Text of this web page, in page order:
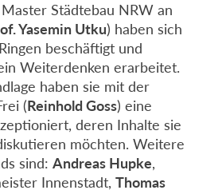
Städtebau NRW an
Yasemin Utku) haben sich
beschäftigt und
Weiterdenken erarbeitet.
haben sie mit der
(Reinhold Goss) eine
deren Inhalte sie
möchten. Weitere
sind: Andreas Hupke,
Innenstadt, Thomas